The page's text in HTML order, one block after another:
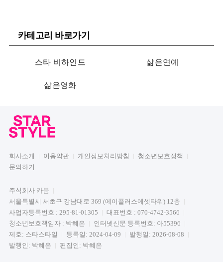
카테고리 바로가기
스타 비하인드 삶은연예
삶은영화
회사소개 이용약관 개인정보처리방침
청소년보호정책
문의하기
주식회사 카붐
서울특별시 서초구 강남대로 369 (에이플러스에셋타워) 12층
사업자등록번호 : 295-81-01305
대표번호 : 070-4742-3566
청소년보호책임자 : 박혜은
인터넷신문 등록번호: 아55396
제호: 스타스타일
등록일: 2024-04-09
발행일: 2026-08-08
발행인: 박혜은
편집인: 박혜은